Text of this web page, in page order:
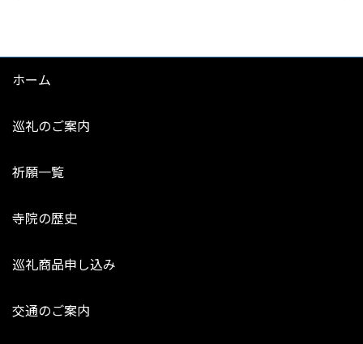
ホーム
巡礼のご案内
祈願一覧
寺院の歴史
巡礼商品申し込み
交通のご案内